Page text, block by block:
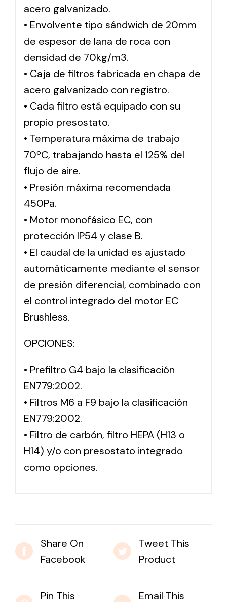
acero galvanizado.
• Envolvente tipo sándwich de 20mm
de espesor de lana de roca con
densidad de 70kg/m3.
• Caja de filtros fabricada en chapa de
acero galvanizado con registro.
• Cada filtro está equipado con su
propio presostato.
• Temperatura máxima de trabajo
70ºC, trabajando hasta el 125% del
flujo de aire.
• Presión máxima recomendada
450Pa.
• Motor monofásico EC, con
protección IP54 y clase B.
• El caudal de la unidad es ajustado
automáticamente mediante el sensor
de presión diferencial, combinado con
el control integrado del motor EC
Brushless.
OPCIONES:
• Prefiltro G4 bajo la clasificación
EN779:2002.
• Filtros M6 a F9 bajo la clasificación
EN779:2002.
• Filtro de carbón, filtro HEPA (H13 o
H14) y/o con presostato integrado
como opciones.
Share On
Facebook
Tweet This
Product
Pin This Email This